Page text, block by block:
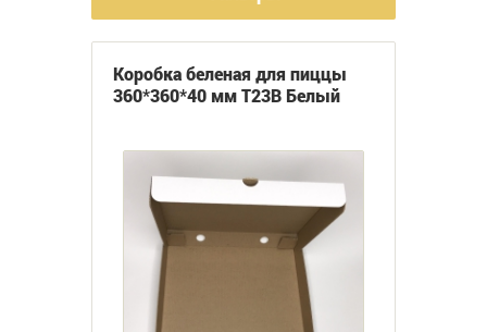
Коробка беленая для пиццы
360*360*40 мм Т23В Белый